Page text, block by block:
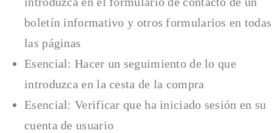
boletín informativo y otros formularios en todas
las páginas
Esencial: Hacer un seguimiento de lo que
introduzca en la cesta de la compra
Esencial: Verificar que ha iniciado sesión en su
cuenta de usuario